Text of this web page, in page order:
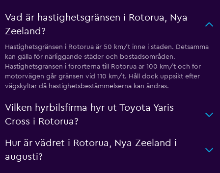
Vad är hastighetsgränsen i Rotorua, Nya
Zeeland?
Hastighetsgränsen i Rotorua är 50 km/t inne i staden. Detsamma
kan gälla för närliggande städer och bostadsområden.
Hastighetsgränsen i förorterna till Rotorua är 100 km/t och för
motorvägen går gränsen vid 110 km/t. Håll dock uppsikt efter
vägskyltar då hastighetsbestämmelserna kan ändras.
Vilken hyrbilsfirma hyr ut Toyota Yaris
Cross i Rotorua?
Hur är vädret i Rotorua, Nya Zeeland i
augusti?